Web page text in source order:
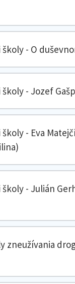
- O
- Jozef
- Eva
- Julián
zneužívania